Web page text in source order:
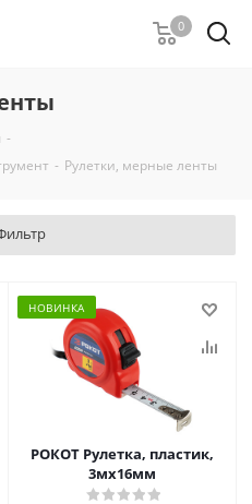
0
-
- Рулетки, мерные ленты
НОВИНКА
РОКОТ Рулетка, пластик,
3мх16мм